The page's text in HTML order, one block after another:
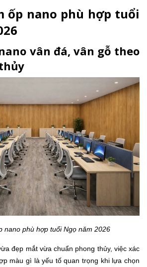
ốp nano phù hợp tuổi
vân đá, vân gỗ theo
nano phù hợp tuổi Ngọ năm 2026
đẹp mắt vừa chuẩn phong thủy, việc xác
màu gì là yếu tố quan trọng khi lựa chọn